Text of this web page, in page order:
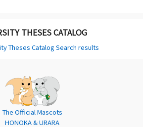
THESES CATALOG
Theses Catalog Search results
The Official Mascots
HONOKA & URARA